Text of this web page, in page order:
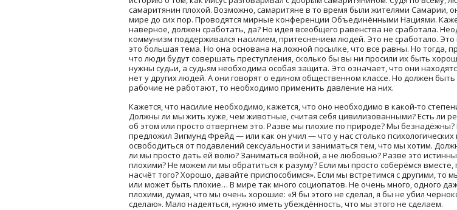
самаритянин плохой. Возможно, самаритяне в то время были жителями Самарии,
мире до сих пор. Проводятся мирные конференции Объединёнными Нациями.
наверное, должен сработать, да? Но идея всеобщего равенства не сработала.
коммунизм поддерживался насилием, притеснением людей. Это не сработало.
это большая тема. Но она основана на ложной посылке, что все равны. Но
что люди будут совершать преступления, сколько бы вы ни просили их быть
нужны судьи, а судьям необходима особая защита. Это означает, что они
нет у других людей. А они говорят о едином общественном классе. Но должен
рабочие не работают, то необходимо применить давление на них.
Кажется, что насилие необходимо, кажется, что оно необходимо в какой-то
Должны ли мы жить хуже, чем животные, считая себя цивилизованными? Есть ли
об этом или просто отвергнем это. Разве мы плохие по природе? Мы
предложил Зигмунд Фрейд — или как он учил — что у нас столько
освободиться от подавлений сексуальности и заниматься тем, что мы хотим.
ли мы просто дать ей волю? Заниматься войной, а не любовью? Разве это
плохими? Не можем ли мы обратиться к разуму? Если мы просто соберёмся
насчёт того? Хорошо, давайте приспособимся». Если мы встретимся с другими,
или может быть плохие… В мире так много социопатов. Не очень много, одного
плохими, думая, что мы очень хорошие: «Я бы этого не сделал, я бы не убил
сделаю». Мало надеяться, нужно иметь убеждённость, что мы этого не сделаем.